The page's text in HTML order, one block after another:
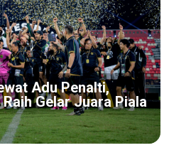
Adu Penalti,
Gelar Juara Piala